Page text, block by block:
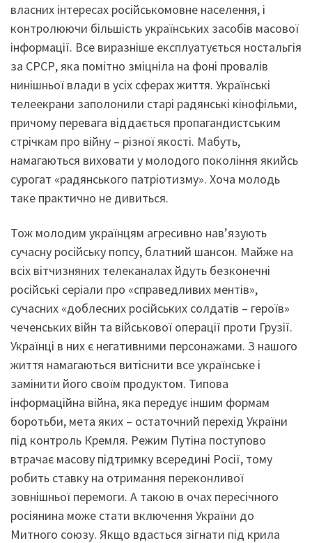
власних інтересах російськомовне населення, і
контролюючи більшість українських засобів масової
інформації. Все виразніше експлуатується ностальгія
за СРСР, яка помітно зміцніла на фоні провалів
нинішньої влади в усіх сферах життя. Українські
телеекрани заполонили старі радянські кінофільми,
причому перевага віддається пропагандистським
стрічкам про війну – різної якості. Мабуть,
намагаються виховати у молодого покоління якийсь
сурогат «радянського патріотизму». Хоча молодь
таке практично не дивиться.
Тож молодим українцям агресивно нав’язують
сучасну російську попсу, блатний шансон. Майже на
всіх вітчизняних телеканалах йдуть безконечні
російські серіали про «справедливих ментів»,
сучасних «доблесних російських солдатів – героїв»
чеченських війн та військової операції проти Грузії.
Українці в них є негативними персонажами. З нашого
життя намагаються витіснити все українське і
замінити його своїм продуктом. Типова
інформаційна війна, яка передує іншим формам
боротьби, мета яких – остаточний перехід України
під контроль Кремля. Режим Путіна поступово
втрачає масову підтримку всередині Росії, тому
робить ставку на отримання переконливої
зовнішньої перемоги. А такою в очах пересічного
росіянина може стати включення України до
Митного союзу. Якщо вдасться зігнати під крила